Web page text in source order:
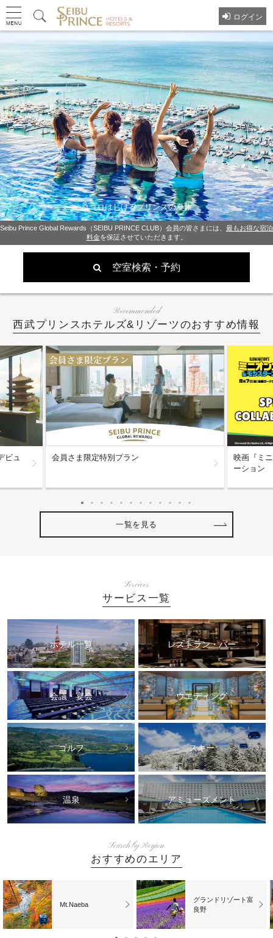
ログイン
ココロはじけるプリンスの夏旅
夏のおすすめファミリー旅
Seibu Prince Global Rewards（SEIBU PRINCE CLUB）会員の皆さまには、 最もお得な宿泊
料金を保証させていただきます。
空室検索・予約
Recommended
西武プリンスホテルズ&リゾーツのおすすめ情報
ビュ 会員さま限定特別プラン
映画『ミ
ーション
一覧を見る
Services
サービス一覧
ホテル一覧 レストラン・バー
会議・宴会 ウエディング
ゴルフ スキー
温泉 アミューズメント
Search by Region
おすすめのエリア
Mt.Naeba
グランドリゾート富
良野